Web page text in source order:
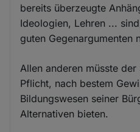
bereits überzeugte
Ideologien, Lehren ...
guten Gegenargumenten
Allen anderen müsste
Pflicht, nach bestem
Bildungswesen seiner
Alternativen bieten.